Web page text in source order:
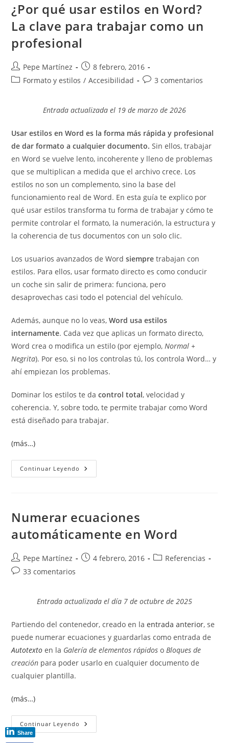
Word
¿Por qué usar estilos en Word?
La clave para trabajar como un
profesional
Autor
de
Pepe Martínez
Publicación
de
8 febrero, 2016
Categoría
Formato y estilos / Accesibilidad
Comentarios
entrada:
3 comentarios
Entrada actualizada el 19 de marzo de 2026
Usar estilos en Word es la forma más rápida y profesional
de dar formato a cualquier documento. Sin ellos, trabajar
en Word se vuelve lento, incoherente y lleno de problemas
que se multiplican a medida que el archivo crece. Los
estilos no son un complemento, sino la base del
funcionamiento real de Word. En esta guía te explico por
qué usar estilos transforma tu forma de trabajar y cómo te
permite controlar el formato, la numeración, la estructura y
la coherencia de tus documentos con un solo clic.
Los usuarios avanzados de Wordsiempre trabajan con
estilos. Para ellos, usar formato directo es como conducir
un coche sin salir de primera: funciona, pero
desaprovechas casi todo el potencial del vehículo.
Además, aunque no lo veas,Word usa estilos
internamente. Cada vez que aplicas un formato directo,
Word crea o modifica un estilo (por ejemplo,Normal +
Negrita). Por eso, si no los controlas tú, los controla Word… y
ahí empiezan los problemas.
Dominar los estilos te dacontrol total, velocidad y
coherencia. Y, sobre todo, te permite trabajar como Word
está diseñado para trabajar.
(más…)
Continuar Leyendo ¿Por
Qué
Clave
Trabajar
Como
Profesional
Numerar ecuaciones
automáticamente en Word
Autor
de
Pepe Martínez
Publicación
4 febrero, 2016
Categoría
Referencias
Comentarios
entrada:
33 comentarios
Entrada actualizada el día 7 de octubre de 2025
Partiendo del contenedor, creado en laentrada anterior, se
puede numerar ecuaciones y guardarlas como entrada de
Autotexto en la Galería de elementos rápidos oBloques de
creación para poder usarlo en cualquier documento de
cualquier plantilla.
(más…)
Continuar Leyendo Numerar
Ecuaciones
Share